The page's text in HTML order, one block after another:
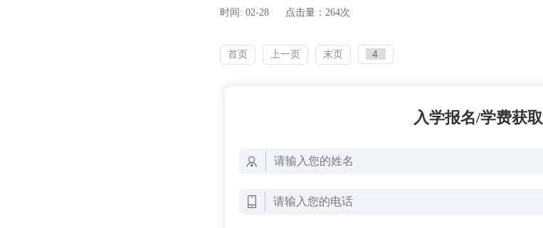
时间: 02-28 点击量：264次
首页 上一页 末页
入学报名/学费获取